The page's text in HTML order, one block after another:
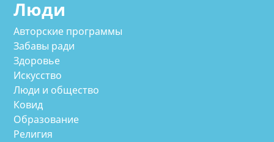
Люди
Авторские программы
Забавы ради
Здоровье
Искусство
Люди и общество
Ковид
Образование
Религия